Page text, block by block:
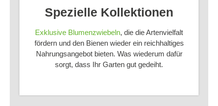
Spezielle Kollektionen
Exklusive Blumenzwiebeln, die die Artenvielfalt
fördern und den Bienen wieder ein reichhaltiges
Nahrungsangebot bieten. Was wiederum dafür
sorgt, dass Ihr Garten gut gedeiht.